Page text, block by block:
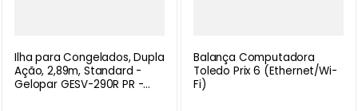
Ilha para Congelados, Dupla
Ação, 2,89m, Standard -
Gelopar GESV-290R PR -
Balança Computadora
Toledo Prix 6 (Ethernet/Wi-
Fi)